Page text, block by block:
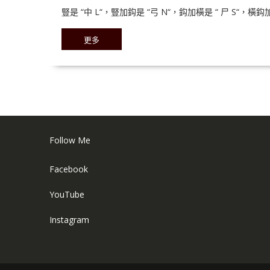
豎是 “中 L“，豎加鈎是 “弓 N“，鈎加橫是 “ 尸 S“，橫
更多
Follow Me
Facebook
YouTube
Instagram